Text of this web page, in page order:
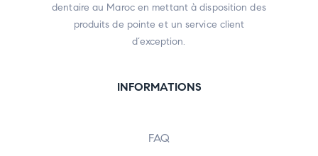
dentaire au Maroc en mettant à disposition des
produits de pointe et un service client
d’exception.
INFORMATIONS
FAQ